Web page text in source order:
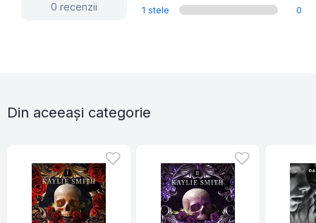
0 recenzii
1 stele
0
Din aceeași categorie